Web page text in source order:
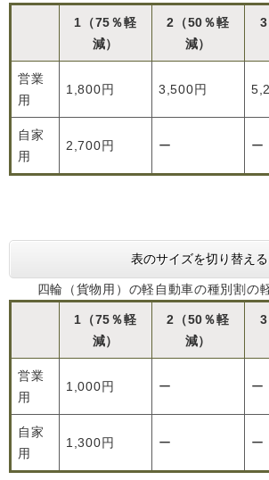
1（75％軽
減）
2（50％軽
減）
営業
用
1,800円 3,500円
自家
用
2,700円 ー ー
表のサイズを切り替える
四輪（貨物用）の軽自動車の種別割の
1（75％軽
減）
2（50％軽
減）
営業
用
1,000円 ー
自家
用
1,300円 ー ー